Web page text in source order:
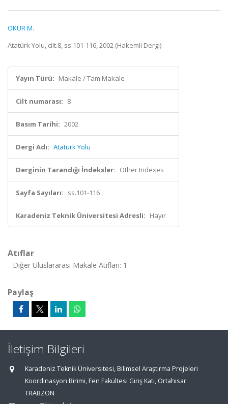
OKUR M.
Atatürk Yolu, cilt.8, ss.101-116, 2002 (Hakemli Dergi)
Yayın Türü: Makale / Tam Makale
Cilt numarası: 8
Basım Tarihi: 2002
Dergi Adı: Atatürk Yolu
Derginin Tarandığı İndeksler: Other Indexes
Sayfa Sayıları: ss.101-116
Karadeniz Teknik Üniversitesi Adresli: Hayır
Atıflar
Diğer Uluslararası Makale Atıfları: 1
Paylaş
İletişim Bilgileri
Karadeniz Teknik Üniversitesi, Bilimsel Araştırma Projeleri
Koordinasyon Birimi, Fen Fakültesi Giriş Katı, Ortahisar
TRABZON